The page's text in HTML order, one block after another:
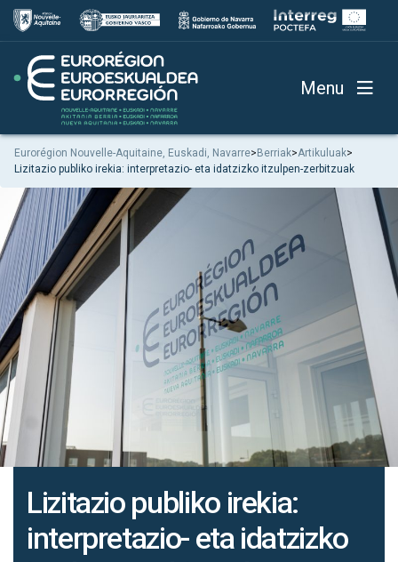
Menu
Eurorégion Nouvelle-Aquitaine, Euskadi, Navarre> Berriak>Artikuluak>
Lizitazio publiko irekia: interpretazio- eta idatzizko itzulpen-zerbitzuak
Lizitazio publiko irekia:
interpretazio- eta idatzizko